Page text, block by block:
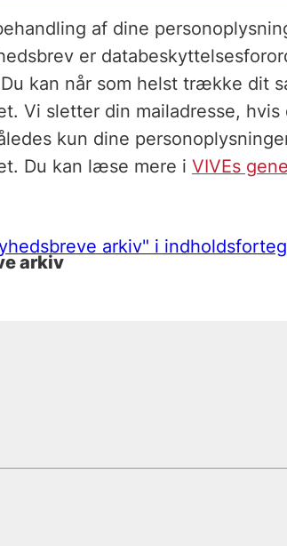
af dine
er
kan når som helst trække dit
Vi sletter din mailadresse,
kun dine
Du kan læse mere i VIVEs
arkiv" i
arkiv